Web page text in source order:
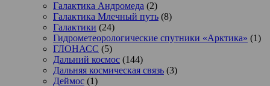
Галактика Андромеда (2)
Галактика Млечный путь (8)
Галактики (24)
Гидрометеорологические спутники «Арктика» (1)
ГЛОНАСС (5)
Дальний космос (144)
Дальняя космическая связь (3)
Деймос (1)